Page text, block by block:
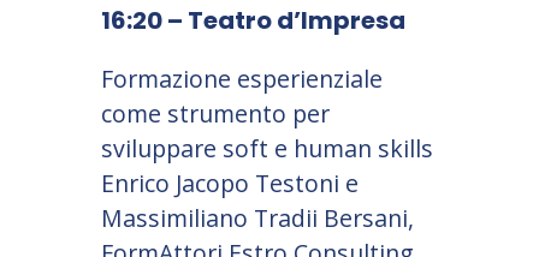
16:20 – Teatro d’Impresa
Formazione esperienziale
come strumento per
sviluppare soft e human skills
Enrico Jacopo Testoni e
Massimiliano Tradii Bersani,